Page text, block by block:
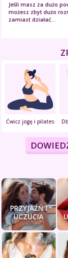
Jeśli masz za dużo
możesz zbyt dużo
zamiast działać...
Ćwicz jogę i pilates
PRZYJAŹŃ I
UCZUCIA